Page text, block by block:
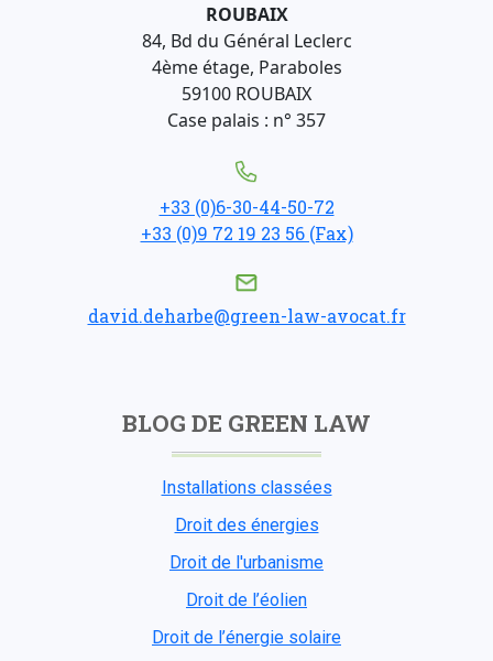
ROUBAIX
84, Bd du Général Leclerc
4ème étage, Paraboles
59100 ROUBAIX
Case palais : n° 357
+33 (0)6-30-44-50-72
+33 (0)9 72 19 23 56 (Fax)
david.deharbe@green-law-avocat.fr
BLOG DE GREEN LAW
Installations classées
Droit des énergies
Droit de l'urbanisme
Droit de l’éolien
Droit de l’énergie solaire